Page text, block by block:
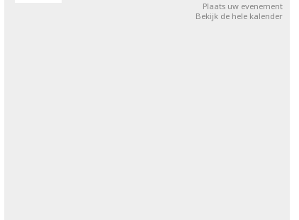
Plaats uw evenement
Bekijk de hele kalender